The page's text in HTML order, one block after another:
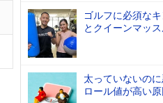
ゴルフに必須な
とクイーンマッ
太っていないの
ロール値が高い